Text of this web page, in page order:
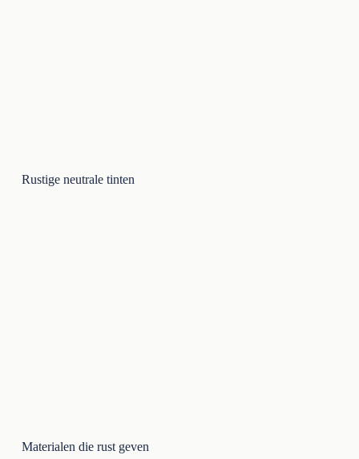
Rustige neutrale tinten
Materialen die rust geven